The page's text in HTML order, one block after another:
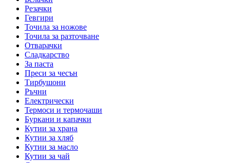
Резачки
Гевгири
Точила за ножове
Точила за разточване
Отварачки
Сладкарство
За паста
Преси за чесън
Тирбушони
Ръчни
Електрически
Термоси и термочаши
Буркани и капачки
Кутии за храна
Кутии за хляб
Кутии за масло
Кутии за чай